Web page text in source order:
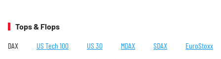
Tops & Flops
DAX US Tech 100 US 30 MDAX SDAX EuroStoxx